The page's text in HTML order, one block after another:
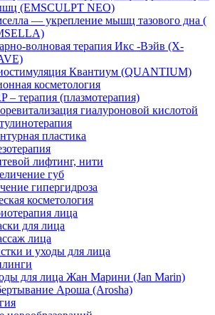
(EMSCULPT NEO)
— укрепление мышц тазового дна (
волновая терапия Икс -Вэйв (X-
Квантиум (QUANTIUM)
косметология
– терапия (плазмотерапия)
гиалуроновой кислотой
пластика
лифтинг, нити
губ
гипергидроза
косметология
лица
для лица
лица
и уходы для лица
для лица Жан Марини (Jan Marin)
Ароша (Arosha)